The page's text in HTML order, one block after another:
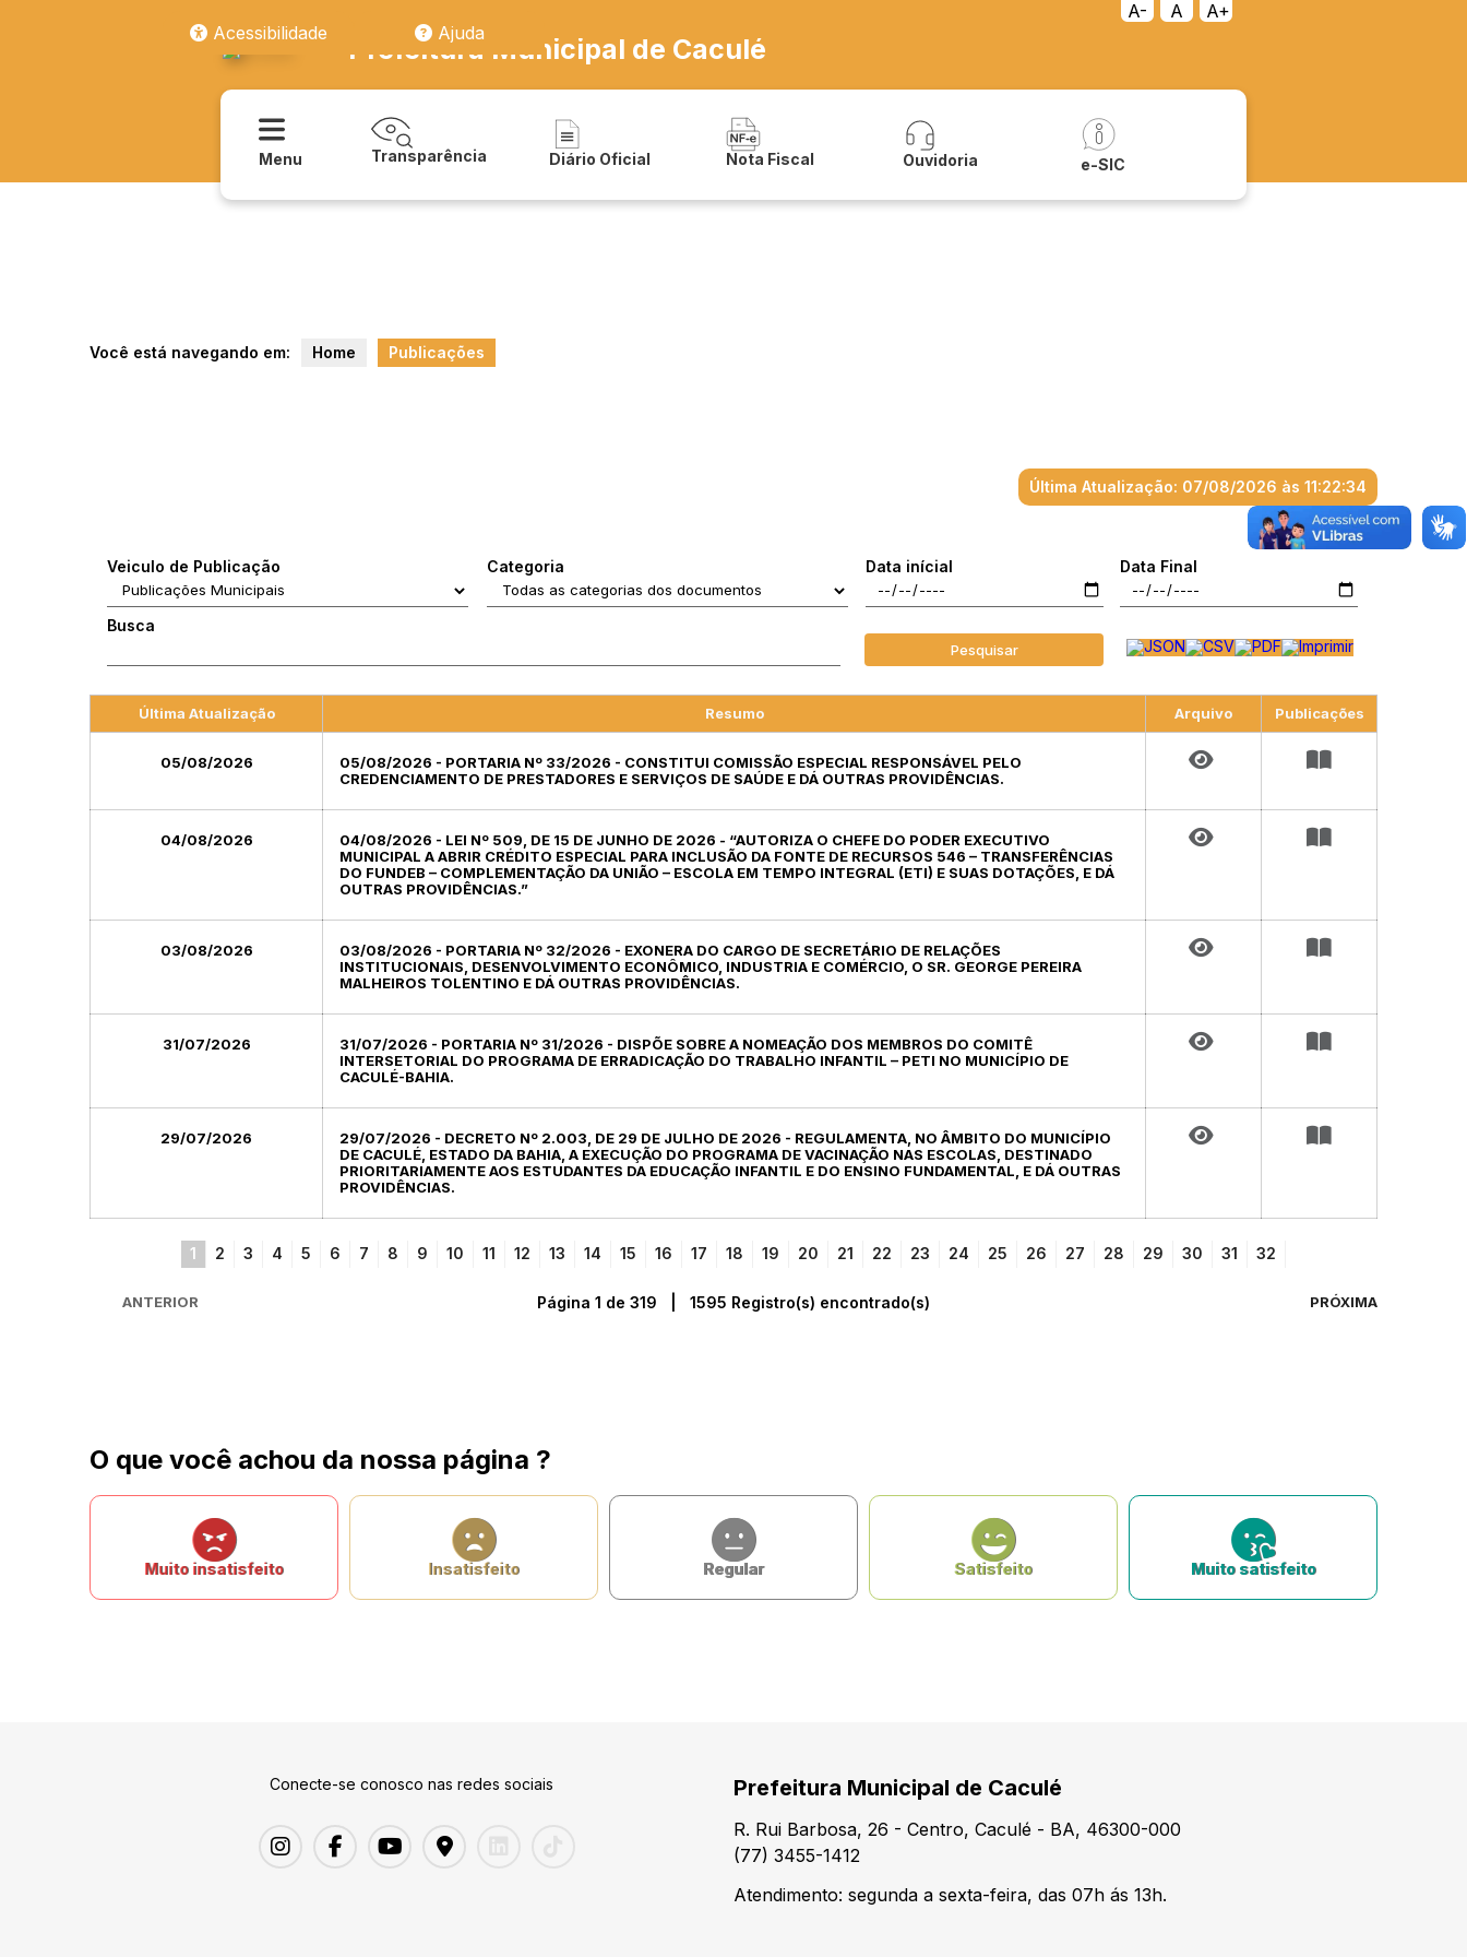
A- A
A+
Acessibilidade
Ajuda
Prefeitura Municipal de Caculé
Menu Transparência Diário Oficial Nota Fiscal Ouvidoria e-SIC
Você está navegando em: Home Publicações
Última Atualização: 07/08/2026 às 11:22:34
Veiculo de Publicação Categoria Data inícial Data Final
Busca
Pesquisar
Última Atualização Resumo Arquivo Publicações
05/08/2026
05/08/2026 - PORTARIA Nº 33/2026 - CONSTITUI COMISSÃO ESPECIAL RESPONSÁVEL PELO
CREDENCIAMENTO DE PRESTADORES E SERVIÇOS DE SAÚDE E DÁ OUTRAS PROVIDÊNCIAS.
04/08/2026
04/08/2026 - LEI Nº 509, DE 15 DE JUNHO DE 2026 - “AUTORIZA O CHEFE DO PODER EXECUTIVO
MUNICIPAL A ABRIR CRÉDITO ESPECIAL PARA INCLUSÃO DA FONTE DE RECURSOS 546 – TRANSFERÊNCIAS
DO FUNDEB – COMPLEMENTAÇÃO DA UNIÃO – ESCOLA EM TEMPO INTEGRAL (ETI) E SUAS DOTAÇÕES, E DÁ
OUTRAS PROVIDÊNCIAS.”
03/08/2026
03/08/2026 - PORTARIA Nº 32/2026 - EXONERA DO CARGO DE SECRETÁRIO DE RELAÇÕES
INSTITUCIONAIS, DESENVOLVIMENTO ECONÔMICO, INDUSTRIA E COMÉRCIO, O SR. GEORGE PEREIRA
MALHEIROS TOLENTINO E DÁ OUTRAS PROVIDÊNCIAS.
31/07/2026
31/07/2026 - PORTARIA Nº 31/2026 - DISPÕE SOBRE A NOMEAÇÃO DOS MEMBROS DO COMITÊ
INTERSETORIAL DO PROGRAMA DE ERRADICAÇÃO DO TRABALHO INFANTIL – PETI NO MUNICÍPIO DE
CACULÉ-BAHIA.
29/07/2026
29/07/2026 - DECRETO Nº 2.003, DE 29 DE JULHO DE 2026 - REGULAMENTA, NO ÂMBITO DO MUNICÍPIO
DE CACULÉ, ESTADO DA BAHIA, A EXECUÇÃO DO PROGRAMA DE VACINAÇÃO NAS ESCOLAS, DESTINADO
PRIORITARIAMENTE AOS ESTUDANTES DA EDUCAÇÃO INFANTIL E DO ENSINO FUNDAMENTAL, E DÁ OUTRAS
PROVIDÊNCIAS.
1 2 3 4 5 6 7 8 9 10 11 12 13 14 15 16 17 18 19 20 21 22 23 24 25 26 27 28 29 30 31 32
ANTERIOR Página 1 de 319 | 1595 Registro(s) encontrado(s) PRÓXIMA
O que você achou da nossa página ?
Muito insatisfeito Insatisfeito Regular Satisfeito Muito satisfeito
Conecte-se conosco nas redes sociais Prefeitura Municipal de Caculé
R. Rui Barbosa, 26 - Centro, Caculé - BA, 46300-000
(77) 3455-1412
Atendimento: segunda a sexta-feira, das 07h ás 13h.